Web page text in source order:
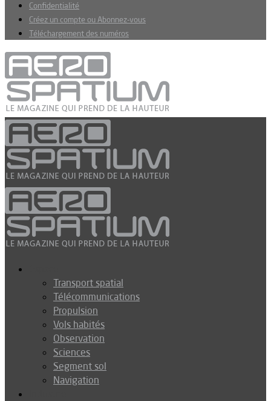
Confidentialité
Créez un compte ou Abonnez-vous
Téléchargement des numéros
Transport spatial
Télécommunications
Propulsion
Vols habités
Observation
Sciences
Segment sol
Navigation